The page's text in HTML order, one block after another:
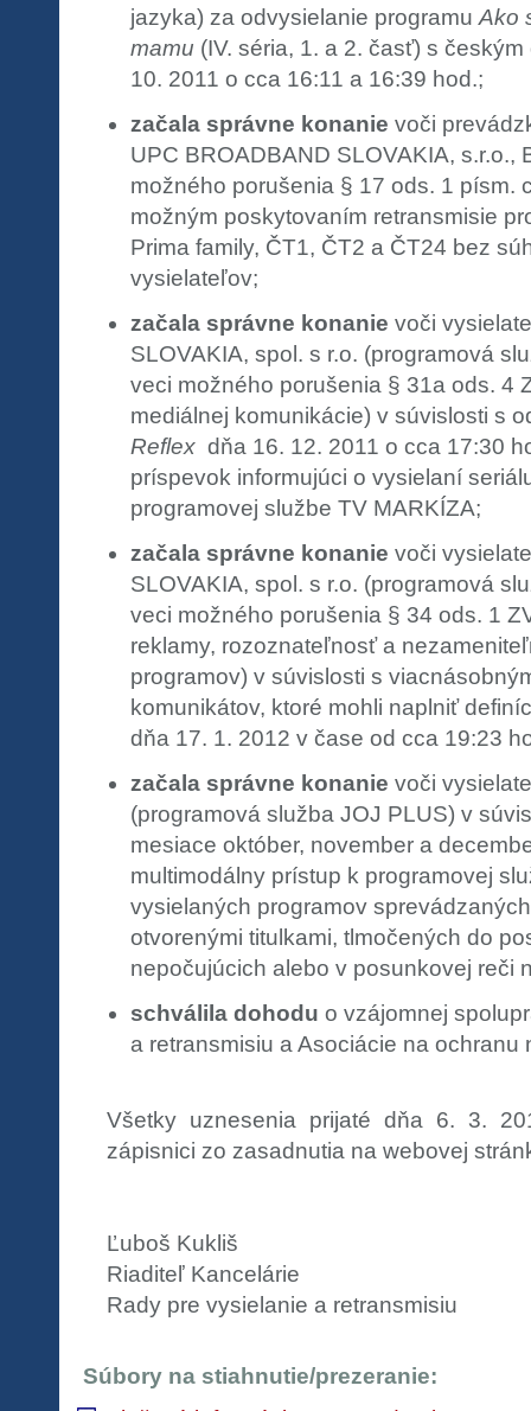
jazyka) za odvysielanie programu Ako
mamu (IV. séria, 1. a 2. časť) s
10. 2011 o cca 16:11 a 16:39 hod.;
začala správne konanie voči
UPC BROADBAND SLOVAKIA, s.r.o.,
možného porušenia § 17 ods. 1 písm.
možným poskytovaním retransmisie
Prima family, ČT1, ČT2 a ČT24 bez
vysielateľov;
začala správne konanie voči
SLOVAKIA, spol. s r.o. (programová
veci možného porušenia § 31a ods. 4
mediálnej komunikácie) v súvislosti s
Reflex dňa 16. 12. 2011 o cca 17:30
príspevok informujúci o vysielaní
programovej službe TV MARKÍZA;
začala správne konanie voči
SLOVAKIA, spol. s r.o. (programová
veci možného porušenia § 34 ods. 1
reklamy, rozoznateľnosť a
programov) v súvislosti s
komunikátov, ktoré mohli naplniť
dňa 17. 1. 2012 v čase od cca 19:23
začala správne konanie voči
(programová služba JOJ PLUS) v
mesiace október, november a
multimodálny prístup k programovej
vysielaných programov
otvorenými titulkami, tlmočených do
nepočujúcich alebo v posunkovej reči
schválila dohodu o vzájomnej
a retransmisiu a Asociácie na ochranu
Všetky uznesenia prijaté dňa 6. 3.
zápisnici zo zasadnutia na webovej
Ľuboš Kukliš
Riaditeľ Kancelárie
Rady pre vysielanie a retransmisiu
Súbory na stiahnutie/prezeranie: